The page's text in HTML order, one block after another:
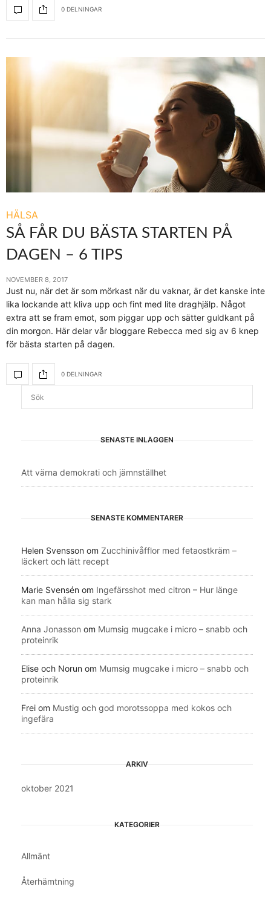
0 DELNINGAR
HÄLSA
SÅ FÅR DU BÄSTA STARTEN PÅ
DAGEN – 6 TIPS
NOVEMBER 8, 2017
Just nu, när det är som mörkast när du vaknar, är det kanske inte
lika lockande att kliva upp och fint med lite draghjälp. Något
extra att se fram emot, som piggar upp och sätter guldkant på
din morgon. Här delar vår bloggare Rebecca med sig av 6 knep
för bästa starten på dagen.
0 DELNINGAR
SENASTE INLÄGGEN
Att värna demokrati och jämnställhet
SENASTE KOMMENTARER
Helen Svensson om Zucchinivåfflor med fetaostkräm –
läckert och lätt recept
Marie Svensén om Ingefärsshot med citron – Hur länge
kan man hålla sig stark
Anna Jonasson om Mumsig mugcake i micro – snabb och
proteinrik
Elise och Norun om Mumsig mugcake i micro – snabb och
proteinrik
Frei om Mustig och god morotssoppa med kokos och
ingefära
ARKIV
oktober 2021
KATEGORIER
Allmänt
Återhämtning